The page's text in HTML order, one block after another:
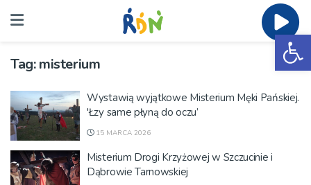
Tag:misterium
Wystawią wyjątkowe Misterium Męki Pańskiej.
'Łzy same płyną do oczu’
15 MARCA 2026
Misterium Drogi Krzyżowej w Szczucinie i
Dąbrowie Tarnowskiej